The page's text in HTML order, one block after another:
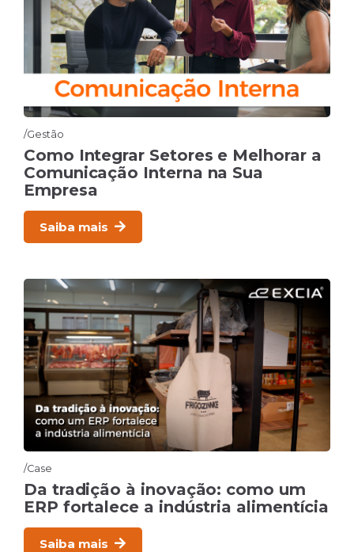
Inovação
Gestão
Como Integrar Setores e Melhorar a
Comunicação Interna na Sua
Empresa
Saiba mais
Case
Da tradição à inovação: como um
ERP fortalece a indústria alimentícia
Saiba mais